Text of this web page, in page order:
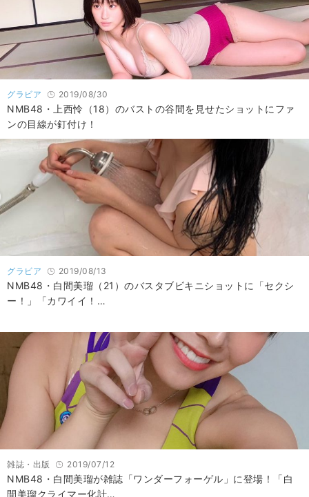
グラビア 2019/08/30
NMB48・上西怜（18）のバストの谷間を見せたショットにファ
ンの目線が釘付け！
グラビア 2019/08/13
NMB48・白間美瑠（21）のバスタブビキニショットに「セクシ
ー！」「カワイイ！…
雑誌・出版 2019/07/12
NMB48・白間美瑠が雑誌「ワンダーフォーゲル」に登場！「白
間美瑠クライマー化計…